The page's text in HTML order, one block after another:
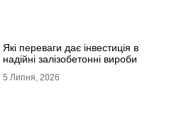
Які переваги дає інвестиція в
надійні залізобетонні вироби
5 Липня, 2026